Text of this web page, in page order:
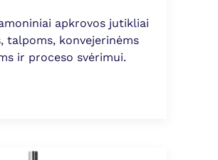
apkrovos jutikliai
talpoms, konvejerinėms
ir proceso svėrimui.